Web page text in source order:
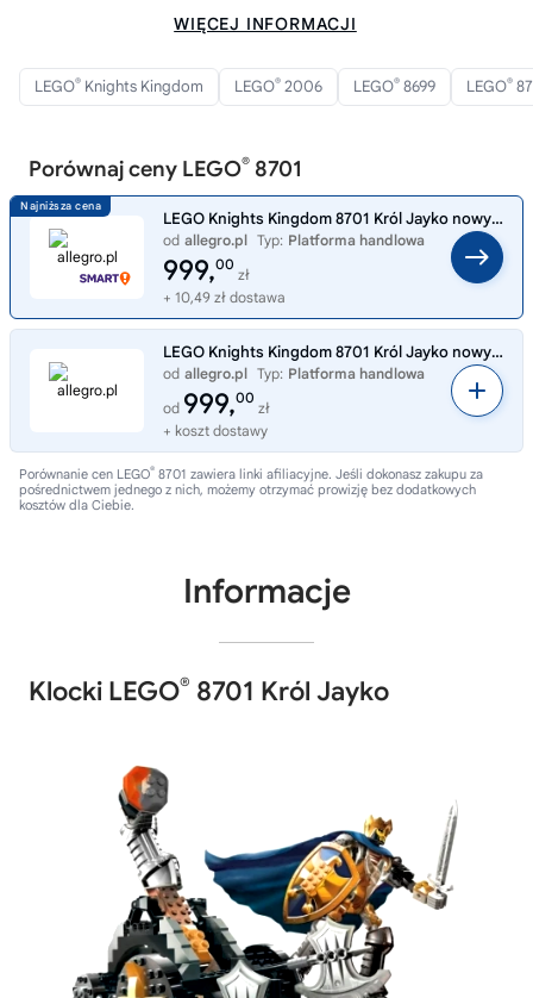
WIĘCEJ INFORMACJI
LEGO® Knights Kingdom LEGO® 2006 LEGO® 8699 LEGO®
Porównaj ceny LEGO® 8701
LEGO Knights Kingdom 8701 Król Jayko nowy zestaw klocków unikat
od allegro.pl Typ: Platforma handlowa
999,00
zł
+ 10,49 zł dostawa
LEGO Knights Kingdom 8701 Król Jayko nowy zestaw klocków unikat
od allegro.pl Typ: Platforma handlowa
od 999,00
zł
+ koszt dostawy
Porównanie cen LEGO® 8701 zawiera linki afiliacyjne. Jeśli dokonasz zakupu za
pośrednictwem jednego z nich, możemy otrzymać prowizję bez dodatkowych
kosztów dla Ciebie.
Informacje
Klocki LEGO® 8701 Król Jayko